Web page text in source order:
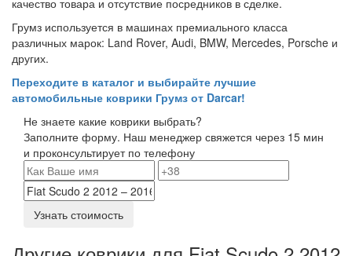
Грумз используется в машинах премиального класса
различных марок: Land Rover, Audi, BMW, Mercedes, Porsche и
других.
Переходите в каталог и выбирайте лучшие
автомобильные коврики Грумз от Darcar!
Не знаете какие коврики выбрать?
Заполните форму. Наш менеджер свяжется через 15 мин
и проконсультирует по телефону
Узнать стоимость